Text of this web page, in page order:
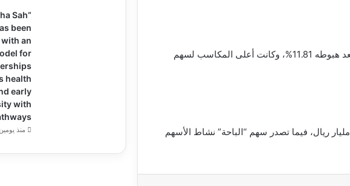
وعلى صعيد أداء الأسهم، سجل “المملكة” أعلى خسائر أسبوعية، بعد هبوطه 11.81%، وكانت أعلى المكاسب لسهم
وسجل “أرامكو السعودية” أعلى قيمة تداول خلال الأسبوع، بـ 1.96 مليار ريال، فيما تصدر سهم “الباحة” نشاط الأسهم
Sah”
been
an
for
health
early
with
منذ يومين